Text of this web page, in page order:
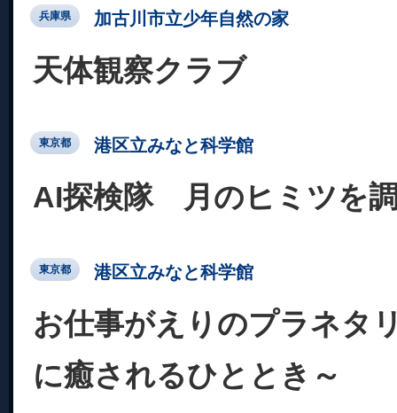
兵庫県 加古川市立少年自然の家
天体観察クラブ
東京都 港区立みなと科学館
AI探検隊 月のヒミツを
東京都 港区立みなと科学館
お仕事がえりのプラネタ
に癒されるひととき～